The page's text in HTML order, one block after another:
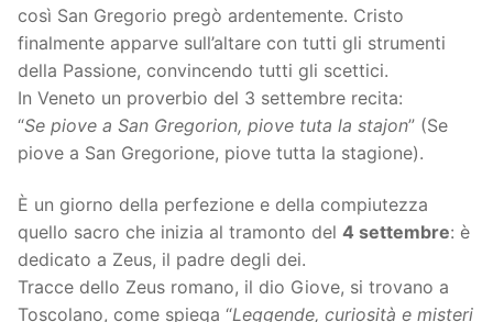
così San Gregorio pregò ardentemente. Cristo
finalmente apparve sull’altare con tutti gli strumenti
della Passione, convincendo tutti gli scettici.
In Veneto un proverbio del 3 settembre recita:
“Se piove a San Gregorion, piove tuta la stajon” (Se
piove a San Gregorione, piove tutta la stagione).
È un giorno della perfezione e della compiutezza
quello sacro che inizia al tramonto del 4 settembre: è
dedicato a Zeus, il padre degli dei.
Tracce dello Zeus romano, il dio Giove, si trovano a
Toscolano, come spiega “Leggende, curiosità e misteri